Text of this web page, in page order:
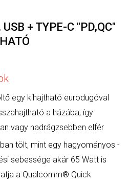
+ TYPE-C "PD,QC"
egy kihajtható eurodugóval
a házába, így
vagy nadrágzsebben elfér
tölt, mint egy hagyományos -
sebessége akár 65 Watt is
a Qualcomm® Quick